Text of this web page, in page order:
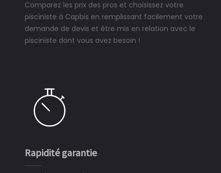
Comparez les prix des pros et choisissez votre
pisciniste à Capbis en remplissant facilement votre
demande de devis et être mis en relation avec le
pisciniste dont vous avez besoin !
Rapidité garantie